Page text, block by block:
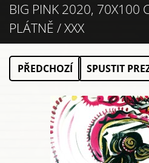
BIG PINK 2020, 70X100
PLÁTNĚ / XXX
PŘEDCHOZÍ SPUSTIT